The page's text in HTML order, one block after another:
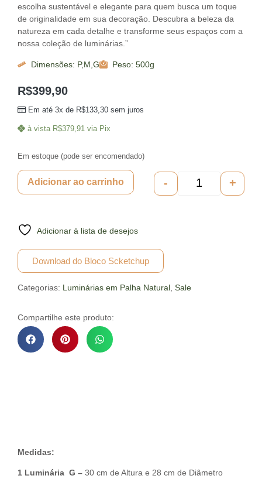
escolha sustentável e elegante para quem busca um toque
de originalidade em sua decoração. Descubra a beleza da
natureza em cada detalhe e transforme seus espaços com a
nossa coleção de luminárias.”
Dimensões: P,M,G Peso: 500g
R$399,90
Em até 3x de R$133,30 sem juros
à vista R$379,91 via Pix
Em estoque (pode ser encomendado)
- +
Adicionar ao carrinho
Adicionar à lista de desejos
Download do Bloco Scketchup
Categorias: Luminárias em Palha Natural Sale
Compartilhe este produto:
Medidas:
1 Luminária G – 30 cm de Altura e 28 cm de Diâmetro